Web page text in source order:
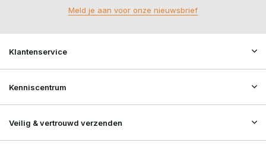
Meld je aan voor onze nieuwsbrief
Klantenservice
Kenniscentrum
Veilig & vertrouwd verzenden